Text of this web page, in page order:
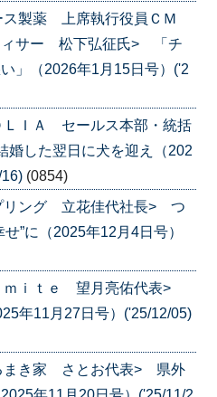
ス製薬 上席執行役員ＣＭ
ィサー 松下弘征氏> 「チ
」（2026年1月15日号）('2
ＬＩＡ セールス本部・統括
した翌日に犬を迎え（202
(0854)
リング 立花佳代社長> つ
”に（2025年12月4日号）
ｍｉｔｅ 望月亮佑代表>
年11月27日号）('25/12/05)
まき家 さとお代表> 県外